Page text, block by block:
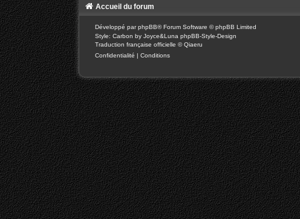
Accueil du forum
Développé parphpBB® Forum Software © phpBB Limited
Style: Carbon by Joyce&Luna phpBB-Style-Design
Traduction française officielle ©Qiaeru
Confidentialité | Conditions